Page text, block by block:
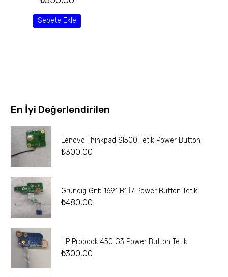
Sepete Ekle
En İyi Değerlendirilen
Lenovo Thinkpad Sl500 Tetik Power Button
₺300,00
Grundig Gnb 1691 B1 İ7 Power Button Tetik
₺480,00
HP Probook 450 G3 Power Button Tetik
₺300,00